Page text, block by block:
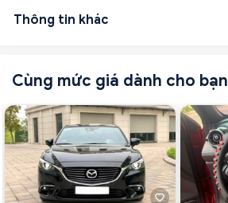
Thông tin khác
Cùng mức giá dành cho bạn